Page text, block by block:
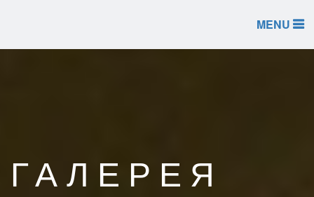
MENU
ГАЛЕРЕЯ